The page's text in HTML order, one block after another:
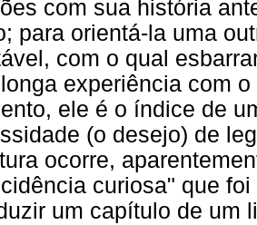
com sua história
para orientá-la uma
com o qual
experiência com
ele é o índice de
(o desejo) de
ocorre,
curiosa" que
um capítulo de um